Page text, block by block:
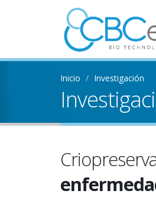
Inicio Investigación